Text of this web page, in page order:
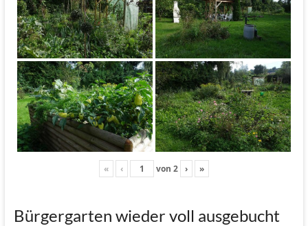
« ‹ von 2 › »
Bürgergarten wieder voll ausgebucht